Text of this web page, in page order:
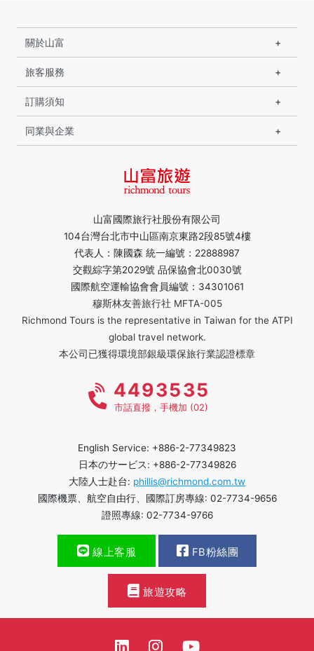
山富國際旅行社股份有限公司
104台灣台北市中山區南京東路2段85號4樓
代表人：陳國森 統一編號：22888987
交觀綜字第2029號 品保協會北0030號
國際航空運輸協會會員編號：34301061
穆斯林友善旅行社 MFTA-005
Richmond Tours is the representative in Taiwan for the ATPI
global travel network.
本公司已獲得環境部銀級環保旅行業認證標章
關於山富
旅客服務
訂購須知
同業與企業
4493535
市話直撥，手機加 (02)
English Service: +886-2-77349823
日本のサービス: +886-2-77349826
大陸人士赴台: phillis@richmond.com.tw
國際機票、航空自由行、國際訂房專線: 02-7734-9656
證照專線: 02-7734-9766
線上客服 FB粉絲團
旅遊攻略